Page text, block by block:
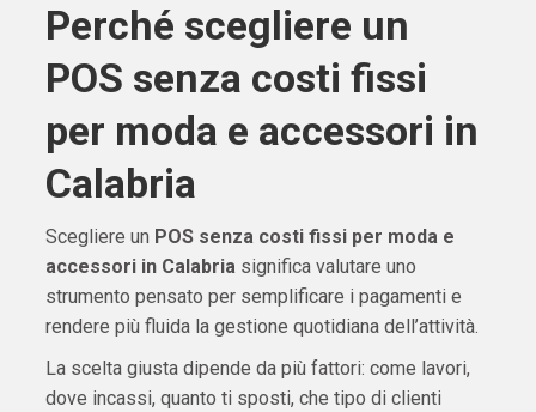
Perché scegliere un
POS senza costi fissi
per moda e accessori in
Calabria
Scegliere un POS senza costi fissi per moda e
accessori in Calabriasignifica valutare uno
strumento pensato per semplificare i pagamenti e
rendere più fluida la gestione quotidiana dell’attività.
La scelta giusta dipende da più fattori: come lavori,
dove incassi, quanto ti sposti, che tipo di clienti